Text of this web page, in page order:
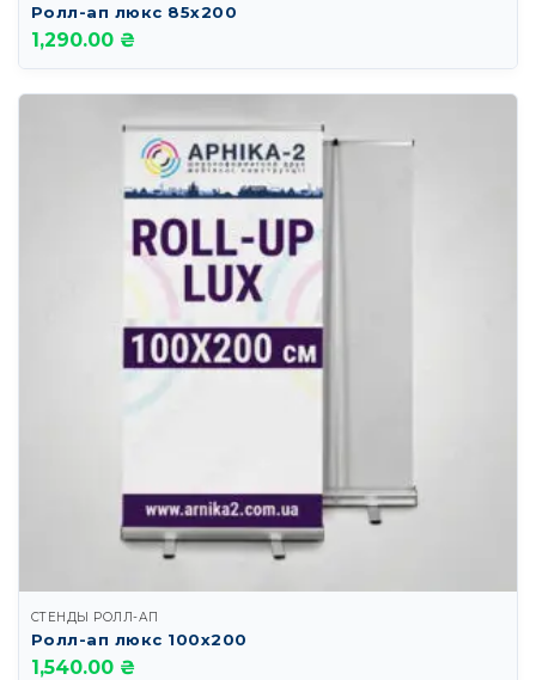
Ролл-ап люкс 85х200
1,290.00 ₴
СТЕНДЫ РОЛЛ-АП
Ролл-ап люкс 100х200
1,540.00 ₴